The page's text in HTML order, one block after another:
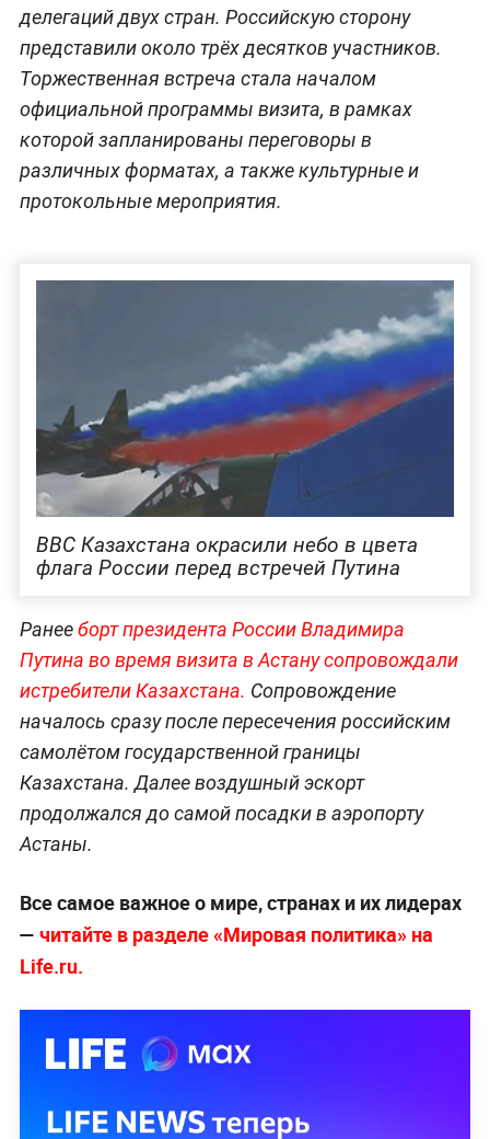
делегаций двух стран. Российскую сторону
представили около трёх десятков участников.
Торжественная встреча стала началом
официальной программы визита, в рамках
которой запланированы переговоры в
различных форматах, а также культурные и
протокольные мероприятия.
ВВС Казахстана окрасили небо в цвета
флага России перед встречей Путина
Ранееборт президента России Владимира
Путина во время визита в Астану сопровождали
истребители Казахстана. Сопровождение
началось сразу после пересечения российским
самолётом государственной границы
Казахстана. Далее воздушный эскорт
продолжался до самой посадки в аэропорту
Астаны.
Все самое важное о мире, странах и их лидерах
— читайте в разделе «Мировая политика» на
Life.ru.